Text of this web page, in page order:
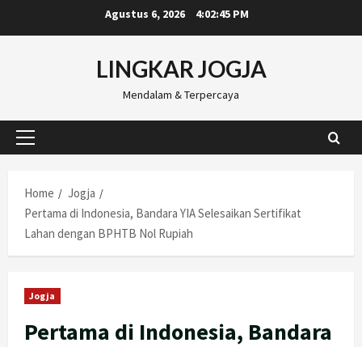
to
Agustus 6, 2026 4:02:46 PM
LINGKAR JOGJA
Mendalam & Terpercaya
Primary
Home
Jogja
Pertama di Indonesia, Bandara YIA Selesaikan Sertifikat
Lahan dengan BPHTB Nol Rupiah
Jogja
Pertama di Indonesia, Bandara